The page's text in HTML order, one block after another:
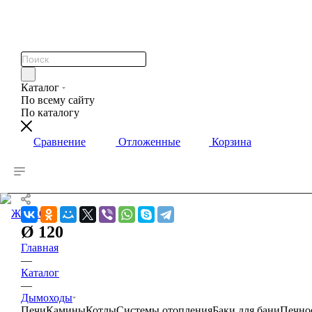
Каталог
По всему сайту
По каталогу
Сравнение Отложенные Корзина
Ø 120
Главная
—
Каталог
—
Дымоходы